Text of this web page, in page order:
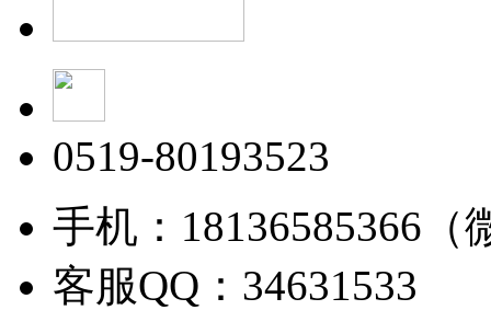
0519-80193523
手机：18136585366（
客服QQ：34631533